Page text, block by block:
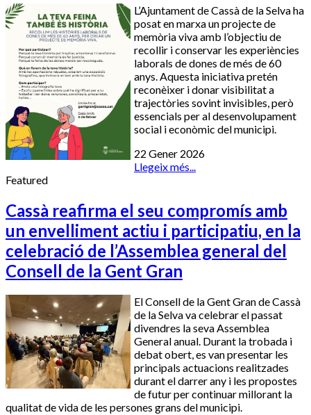
L’Ajuntament de Cassà de la Selva ha
posat en marxa un projecte de
memòria viva amb l’objectiu de
recollir i conservar les experiències
laborals de dones de més de 60
anys. Aquesta iniciativa pretén
reconèixer i donar visibilitat a
trajectòries sovint invisibles, però
essencials per al desenvolupament
social i econòmic del municipi.
22 Gener 2026
Llegeix més...
Featured
Cassà reafirma el seu compromís amb
un envelliment actiu i participatiu, en la
celebració de l’Assemblea general del
Consell de la Gent Gran
El Consell de la Gent Gran de Cassà
de la Selva va celebrar el passat
divendres la seva Assemblea
General anual. Durant la trobada i
debat obert, es van presentar les
principals actuacions realitzades
durant el darrer any i les propostes
de futur per continuar millorant la
qualitat de vida de les persones grans del municipi.